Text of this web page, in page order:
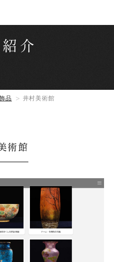
介
品 井村美術館
術館